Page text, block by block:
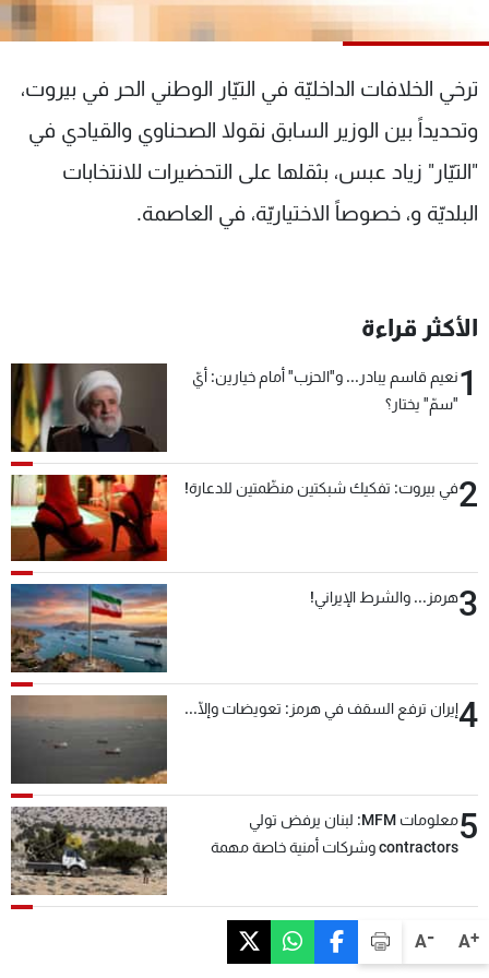
A+
A-
ترخي الخلافات الداخليّة في التيّار الوطني الحر في بيروت،
وتحديداً بين الوزير السابق نقولا الصحناوي والقيادي في
"التيّار" زياد عبس، بثقلها على التحضيرات للانتخابات
البلديّة و، خصوصاً الاختياريّة، في العاصمة.
الأكثر قراءة
1نعيم قاسم يبادر... و"الحزب" أمام خيارين: أيّ
"سمّ" يختار؟
2في بيروت: تفكيك شبكتين منظّمتين للدعارة!
3هرمز... والشرط الإيراني!
4إيران ترفع السقف في هرمز: تعويضات وإلّا...
5
معلومات MFM: لبنان يرفض تولي
contractors وشركات أمنية خاصة مهمة
شاهد البرامج
عن MTV
الإنـتـاج
لاعلاناتكم
وظائف
تواصل معنا
شروط الإسـتخدام